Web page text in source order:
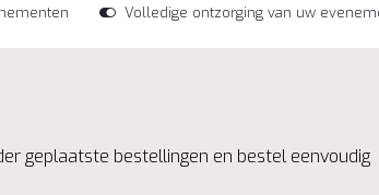
Volledige ontzorging van uw
geplaatste bestellingen en bestel eenvoudig